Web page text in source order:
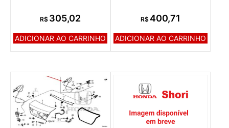
R$ 305,02
ADICIONAR AO CARRINHO
R$ 400,71
ADICIONAR AO CARRINHO